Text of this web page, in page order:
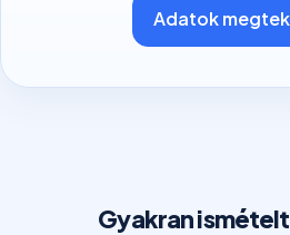
Adatok
Gyakran